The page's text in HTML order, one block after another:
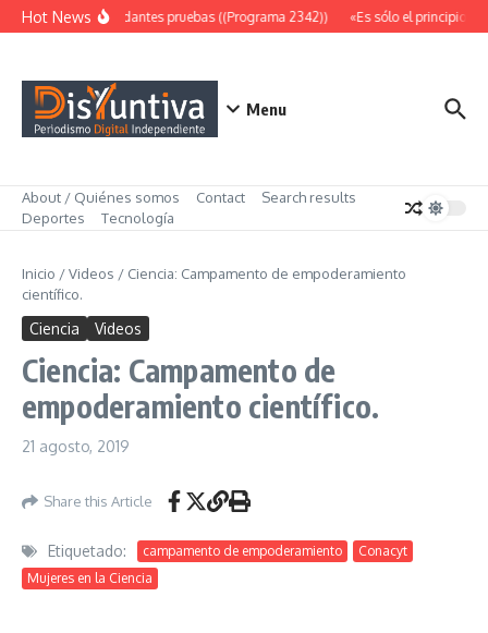
Saltar al contenido
Hot NewsAbundantes pruebas ((Programa 2342)) «Es sólo el principio»
Menu
About / Quiénes somos Contact
Search results
Deportes
Tecnología
Inicio /Videos / Ciencia: Campamento de empoderamiento
científico.
Ciencia Videos
Ciencia: Campamento de
empoderamiento científico.
21 agosto, 2019
Share this Article
Etiquetado: campamento de empoderamiento
Conacyt
Mujeres en la Ciencia